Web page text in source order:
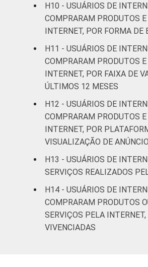
Não sabe
Não
CLASSE
SOCIAL
A
C
DE
CONDIÇÃO
ATIVIDADE
Na força de
Fora da
trabalho
Fonte: CGI.br/NIC.br, Centro
H10 - USUÁRIOS DE
COMPRARAM PRODUTOS
INTERNET, POR FORMA DE
H11 - USUÁRIOS DE
COMPRARAM PRODUTOS
INTERNET, POR FAIXA DE
ÚLTIMOS 12 MESES
H12 - USUÁRIOS DE
COMPRARAM PRODUTOS
INTERNET, POR
VISUALIZAÇÃO DE
H13 - USUÁRIOS DE
SERVIÇOS REALIZADOS
H14 - USUÁRIOS DE
COMPRARAM PRODUTOS
SERVIÇOS PELA
VIVENCIADAS